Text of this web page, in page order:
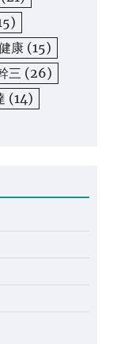
康 (15)
三 (26)
(14)